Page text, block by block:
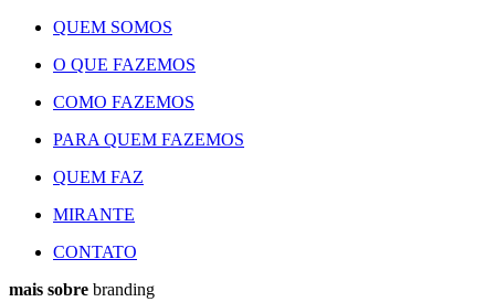
QUEM SOMOS
O QUE FAZEMOS
COMO FAZEMOS
PARA QUEM FAZEMOS
QUEM FAZ
MIRANTE
CONTATO
mais sobre branding